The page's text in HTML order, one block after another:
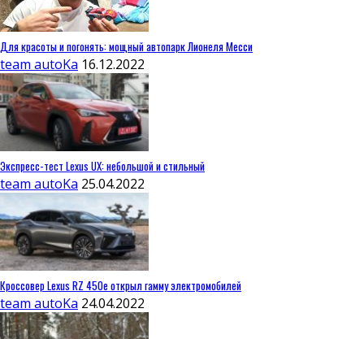
Для красоты и погонять: мощный автопарк Лионеля Месси
team autoKa 16.12.2022
Экспресс-тест Lexus UX: небольшой и стильный
team autoKa 25.04.2022
Кроссовер Lexus RZ 450e открыл гамму электромобилей
team autoKa 24.04.2022